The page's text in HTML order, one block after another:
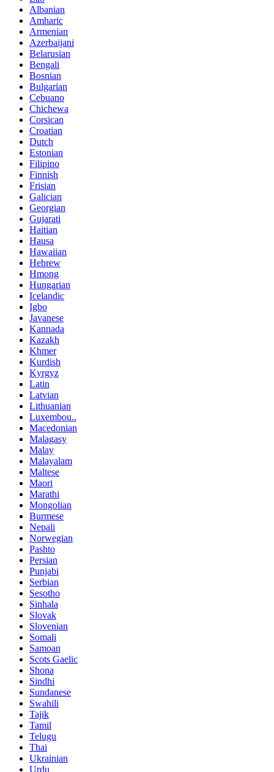
Albanian
Amharic
Armenian
Azerbaijani
Belarusian
Bengali
Bosnian
Bulgarian
Cebuano
Chichewa
Corsican
Croatian
Dutch
Estonian
Filipino
Finnish
Frisian
Galician
Georgian
Gujarati
Haitian
Hausa
Hawaiian
Hebrew
Hmong
Hungarian
Icelandic
Igbo
Javanese
Kannada
Kazakh
Khmer
Kurdish
Kyrgyz
Latin
Latvian
Lithuanian
Luxembou..
Macedonian
Malagasy
Malay
Malayalam
Maltese
Maori
Marathi
Mongolian
Burmese
Nepali
Norwegian
Pashto
Persian
Punjabi
Serbian
Sesotho
Sinhala
Slovak
Slovenian
Somali
Samoan
Scots Gaelic
Shona
Sindhi
Sundanese
Swahili
Tajik
Tamil
Telugu
Thai
Ukrainian
Urdu